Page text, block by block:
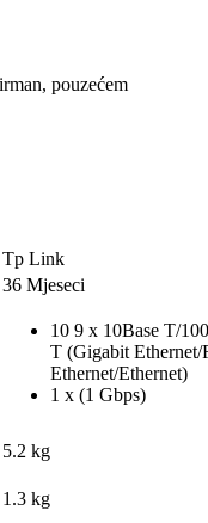
pouzećem
Tp Link
36 Mjeseci
10 9 x 10Base T/
T (Gigabit Ethernet/
Ethernet/Ethernet)
1 x (1 Gbps)
5.2 kg
1.3 kg